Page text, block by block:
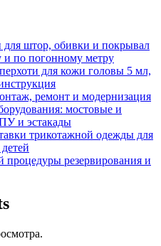
для штор, обивки и покрывал
и по погонному метру
для кожи головы 5 мл,
ремонт и модернизация
мостовые и
и эстакады
трикотажной одежды для
процедуры резервирования и